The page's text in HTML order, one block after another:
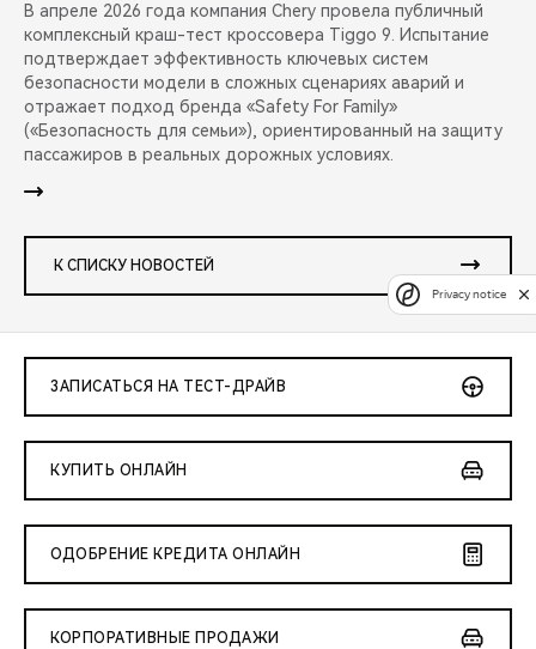
В апреле 2026 года компания Chery провела публичный
комплексный краш-тест кроссовера Tiggo 9. Испытание
подтверждает эффективность ключевых систем
безопасности модели в сложных сценариях аварий и
отражает подход бренда «Safety For Family»
(«Безопасность для семьи»), ориентированный на защиту
пассажиров в реальных дорожных условиях.
К СПИСКУ НОВОСТЕЙ
ЗАПИСАТЬСЯ НА ТЕСТ-ДРАЙВ
КУПИТЬ ОНЛАЙН
ОДОБРЕНИЕ КРЕДИТА ОНЛАЙН
КОРПОРАТИВНЫЕ ПРОДАЖИ
Privacy notice